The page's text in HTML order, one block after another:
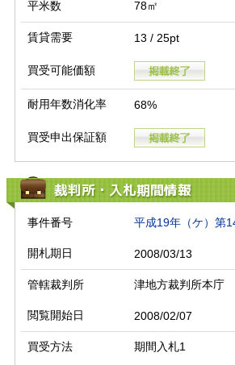
平米数 78㎡
賃貸需要 13 / 25pt
買受可能価額
耐用年数消化率 68%
買受申出保証額
裁判所・入札期間情報
事件番号 平成19年（ケ）第
開札期日 2008/03/13
管轄裁判所 津地方裁判所本庁
閲覧開始日 2008/02/07
買受方法 期間入札1